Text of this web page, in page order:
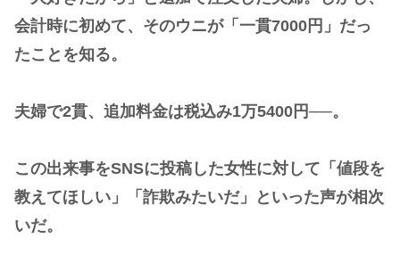
会計時に初めて、そのウニが「一貫7000円」だっ
たことを知る。
夫婦で2貫、追加料金は税込み1万5400円──。
この出来事をSNSに投稿した女性に対して「値段を
教えてほしい」「詐欺みたいだ」といった声が相次
いだ。